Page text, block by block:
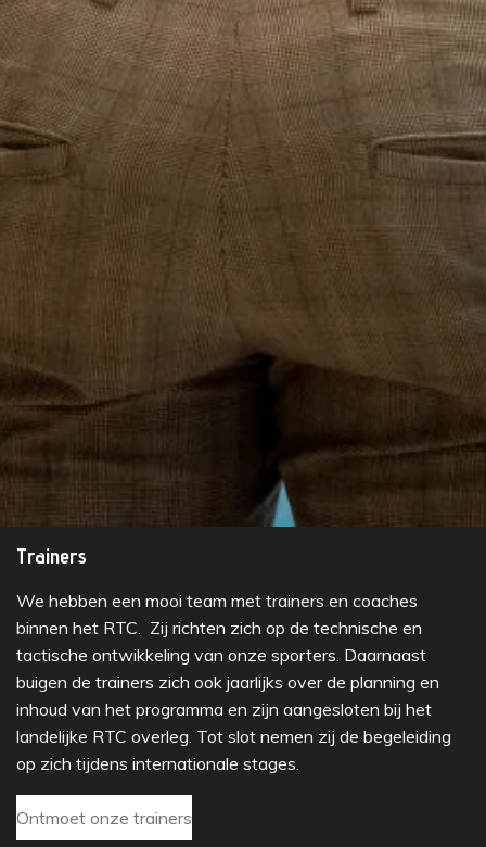
Trainers
We hebben een mooi team met trainers en coaches
binnen het RTC. Zij richten zich op de technische en
tactische ontwikkeling van onze sporters. Daarnaast
buigen de trainers zich ook jaarlijks over de planning en
inhoud van het programma en zijn aangesloten bij het
landelijke RTC overleg. Tot slot nemen zij de begeleiding
op zich tijdens internationale stages.
Ontmoet onze trainers